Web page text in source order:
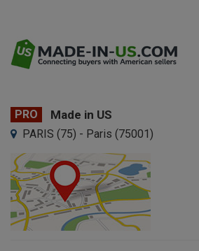
PRO Made in US
PARIS (75) - Paris (75001)